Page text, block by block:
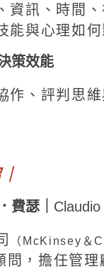
訊、時間、
能與心理如何
策效能
作、評判思
費瑟｜
（McKinsey＆
問，擔任管